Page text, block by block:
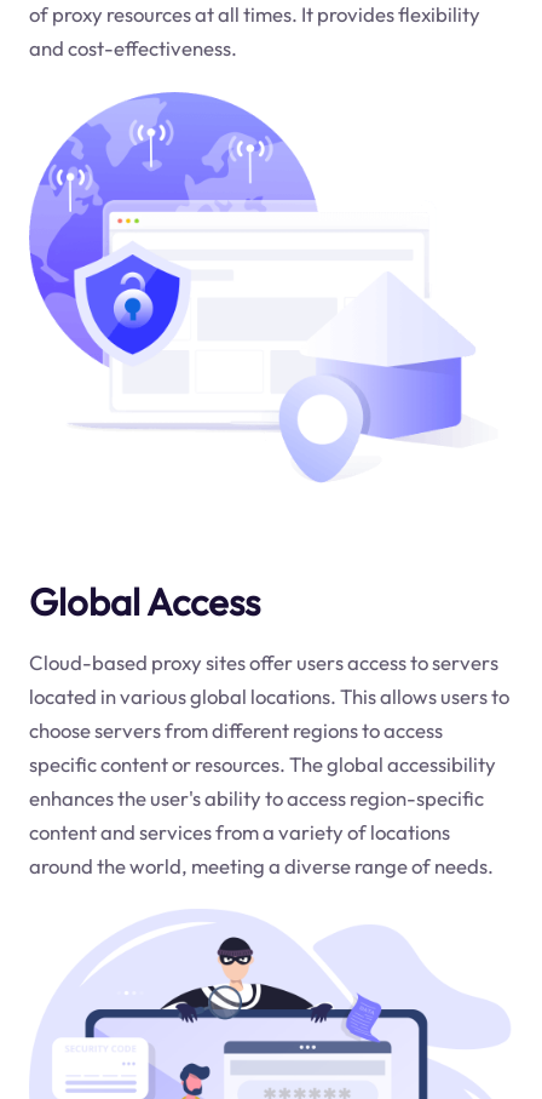
of proxy resources at all times. It provides flexibility
and cost-effectiveness.
Global Access
Cloud-based proxy sites offer users access to servers
located in various global locations. This allows users to
choose servers from different regions to access
specific content or resources. The global accessibility
enhances the user's ability to access region-specific
content and services from a variety of locations
around the world, meeting a diverse range of needs.